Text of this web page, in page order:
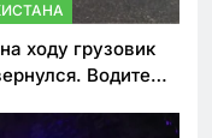
ходу грузовик
Водитель